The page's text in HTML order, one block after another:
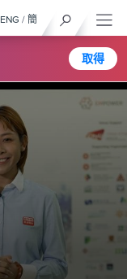
取得
ENG / 簡